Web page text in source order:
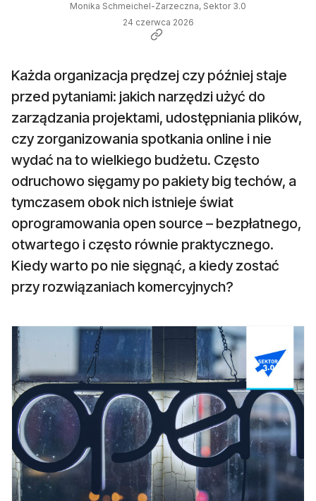
Monika Schmeichel-Zarzeczna, Sektor 3.0
24 czerwca 2026
Każda organizacja prędzej czy później staje
przed pytaniami: jakich narzędzi użyć do
zarządzania projektami, udostępniania plików,
czy zorganizowania spotkania online i nie
wydać na to wielkiego budżetu. Często
odruchowo sięgamy po pakiety big techów, a
tymczasem obok nich istnieje świat
oprogramowania open source – bezpłatnego,
otwartego i często równie praktycznego.
Kiedy warto po nie sięgnąć, a kiedy zostać
przy rozwiązaniach komercyjnych?